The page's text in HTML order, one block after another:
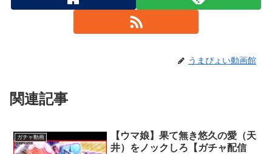
うまぴょい動画館
関連記事
ガチャ動画
【ウマ娘】果て無き悠久の愛（天
井）をノックしろ【ガチャ配信